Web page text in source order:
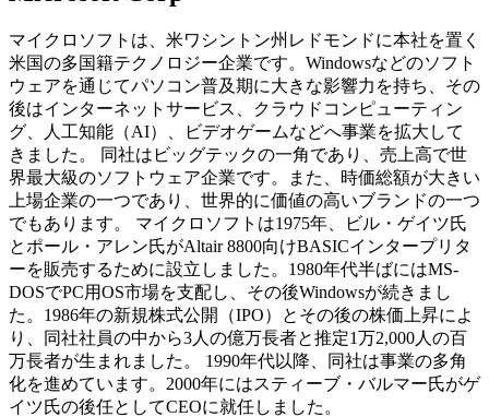
マイクロソフトは、米ワシントン州レドモンドに本社を置く
米国の多国籍テクノロジー企業です。Windowsなどのソフト
ウェアを通じてパソコン普及期に大きな影響力を持ち、その
後はインターネットサービス、クラウドコンピューティン
グ、人工知能（AI）、ビデオゲームなどへ事業を拡大して
きました。 同社はビッグテックの一角であり、売上高で世
界最大級のソフトウェア企業です。また、時価総額が大きい
上場企業の一つであり、世界的に価値の高いブランドの一つ
でもあります。 マイクロソフトは1975年、ビル・ゲイツ氏
とポール・アレン氏がAltair 8800向けBASICインタープリタ
ーを販売するために設立しました。1980年代半ばにはMS-
DOSでPC用OS市場を支配し、その後Windowsが続きまし
た。1986年の新規株式公開（IPO）とその後の株価上昇によ
り、同社社員の中から3人の億万長者と推定1万2,000人の百
万長者が生まれました。 1990年代以降、同社は事業の多角
化を進めています。2000年にはスティーブ・バルマー氏がゲ
イツ氏の後任としてCEOに就任しました。